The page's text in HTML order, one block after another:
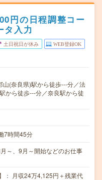
円の日程調整コー
タ入力
土日祝日が休み WEB登録OK
山(奈良県)駅から徒歩---分／法
から徒歩---分／奈良駅から徒
7時間45分
～、9月～開始などのお仕事
： 月収24万4,125円＋残業代